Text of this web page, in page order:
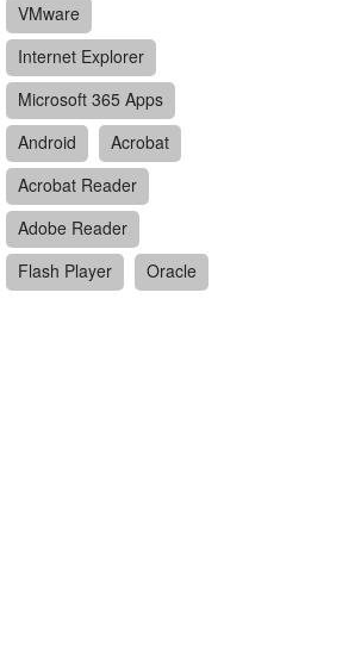
VMware
Internet Explorer
Microsoft 365 Apps
Android
Acrobat
Acrobat Reader
Adobe Reader
Flash Player
Oracle